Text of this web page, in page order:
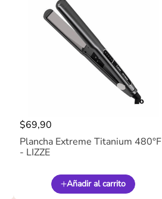
$69,90
Plancha Extreme Titanium 480°F
- LIZZE
Añadir al carrito